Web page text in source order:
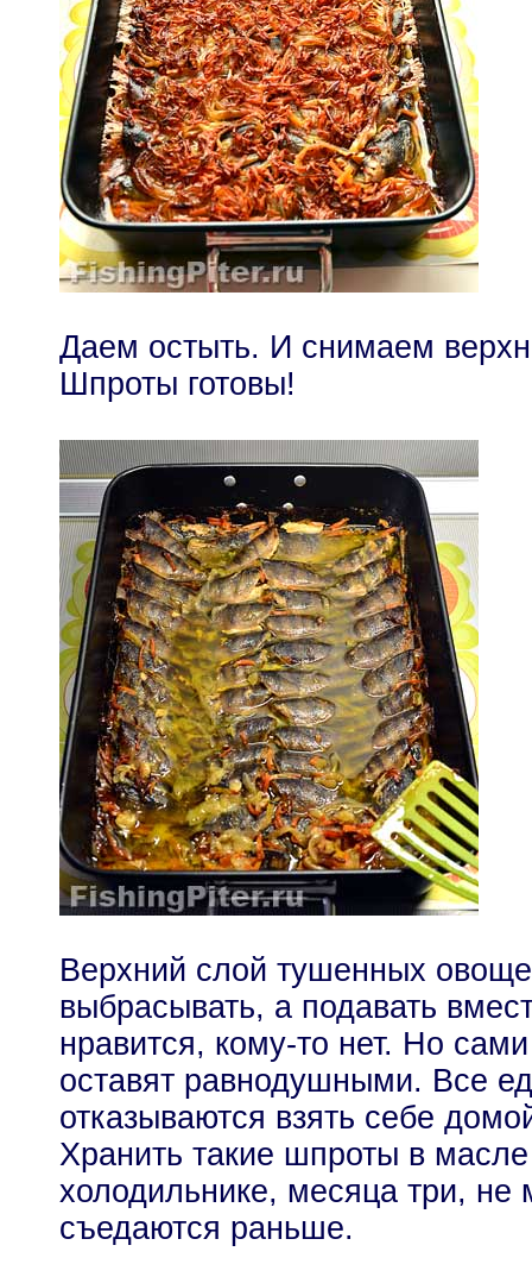
Даем остыть. И снимаем
Шпроты готовы!
Верхний слой тушенных
выбрасывать, а подавать
нравится, кому-то нет. Но
оставят равнодушными. Все
отказываются взять себе
Хранить такие шпроты в
холодильнике, месяца три,
съедаются раньше.